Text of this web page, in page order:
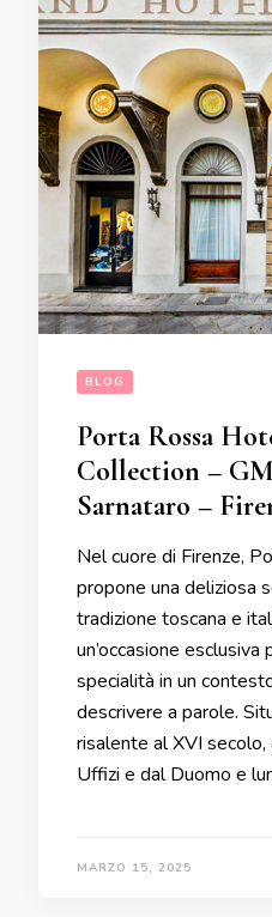
BLOG
Porta Rossa
Collection –
Sarnataro –
Nel cuore di Firenze,
propone una deliziosa
tradizione toscana e
un’occasione
specialità in un
descrivere a parole.
risalente al XVI
Uffizi e dal Duomo e
MARZO 15, 2025